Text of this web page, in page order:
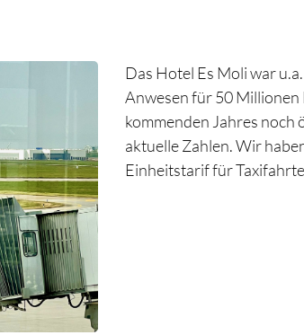
Das Hotel Es Moli war
Anwesen für 50 Millionen
kommenden Jahres noch
aktuelle Zahlen. Wir
Einheitstarif für